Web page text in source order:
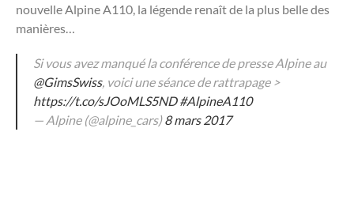
nouvelle Alpine A110, la légende renaît de la plus belle des
manières…
Si vous avez manqué la conférence de presse Alpine au
@GimsSwiss, voici une séance de rattrapage >
https://t.co/sJOoMLS5ND #AlpineA110
— Alpine (@alpine_cars)8 mars 2017